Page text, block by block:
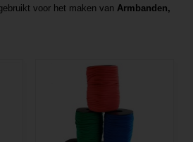
voor het maken van Armbanden,